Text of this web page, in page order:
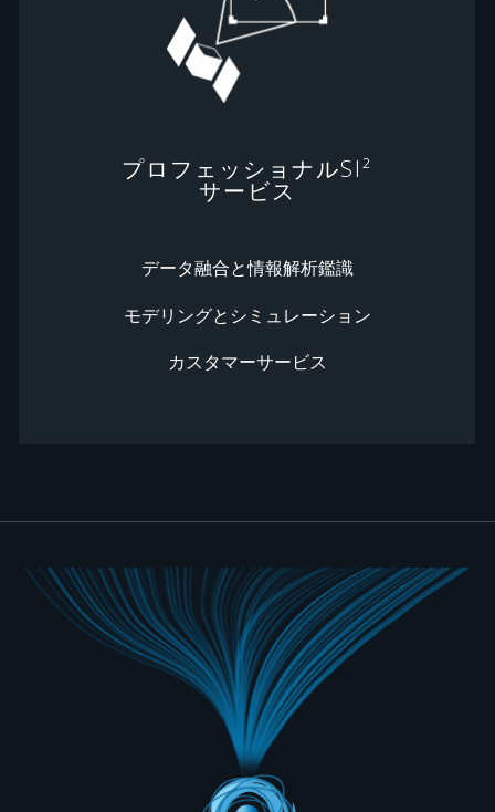
プロフェッショナルSI²
サービス
データ融合と情報解析鑑識
モデリングとシミュレーション
カスタマーサービス